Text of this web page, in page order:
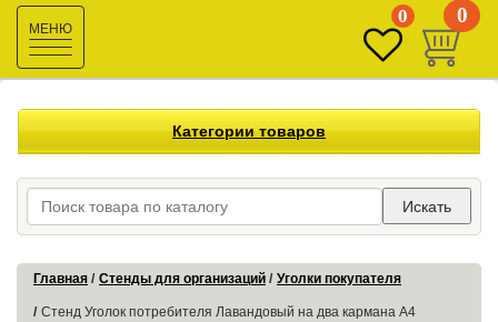
Toggle
navigation
0 0
Категории товаров
Искать
Главная Стенды для организаций Уголки покупателя
Стенд Уголок потребителя Лавандовый на два кармана А4